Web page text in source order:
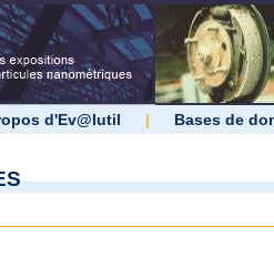
d'Ev@lutil | Bases de